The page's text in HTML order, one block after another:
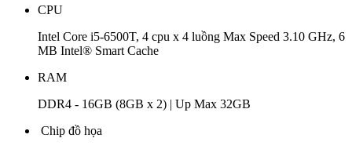
CPU
Intel Core i5-6500T, 4 cpu x 4 luồng Max Speed 3.10 GHz, 6
MB Intel® Smart Cache
RAM
DDR4 - 16GB (8GB x 2) | Up Max 32GB
Chip đồ họa